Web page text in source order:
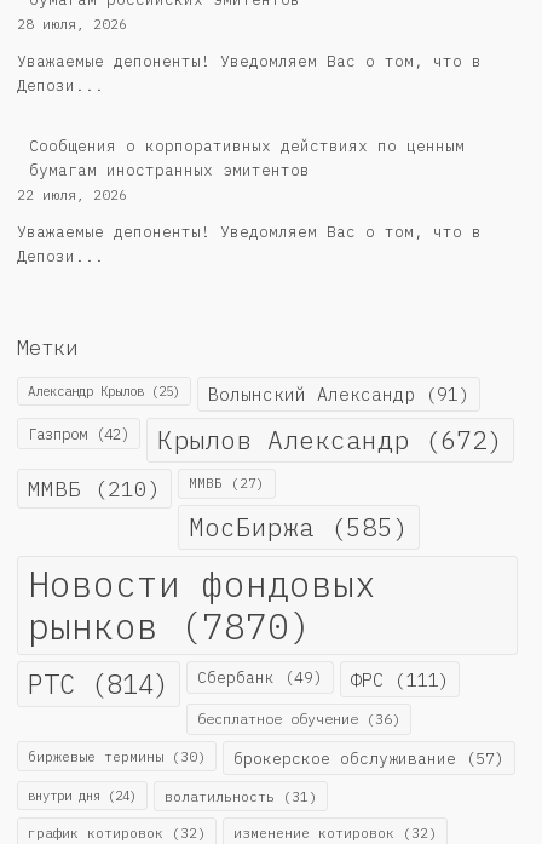
28 июля, 2026
Уважаемые депоненты! Уведомляем Вас о том, что в
Депози...
Сообщения о корпоративных действиях по ценным
бумагам иностранных эмитентов
22 июля, 2026
Уважаемые депоненты! Уведомляем Вас о том, что в
Депози...
Метки
Александр Крылов (25) Волынский Александр (91)
Газпром (42) Крылов Александр (672)
ММВБ (210) ММВБ (27)
МосБиржа (585)
Новости фондовых
рынков (7870)
РТС (814) Сбербанк (49) ФРС (111)
бесплатное обучение (36)
биржевые термины (30) брокерское обслуживание (57)
внутри дня (24) волатильность (31)
график котировок (32) изменение котировок (32)